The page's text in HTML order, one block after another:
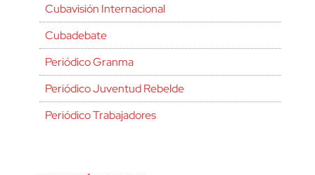
Cubavisión Internacional
Cubadebate
Periódico Granma
Periódico Juventud Rebelde
Periódico Trabajadores